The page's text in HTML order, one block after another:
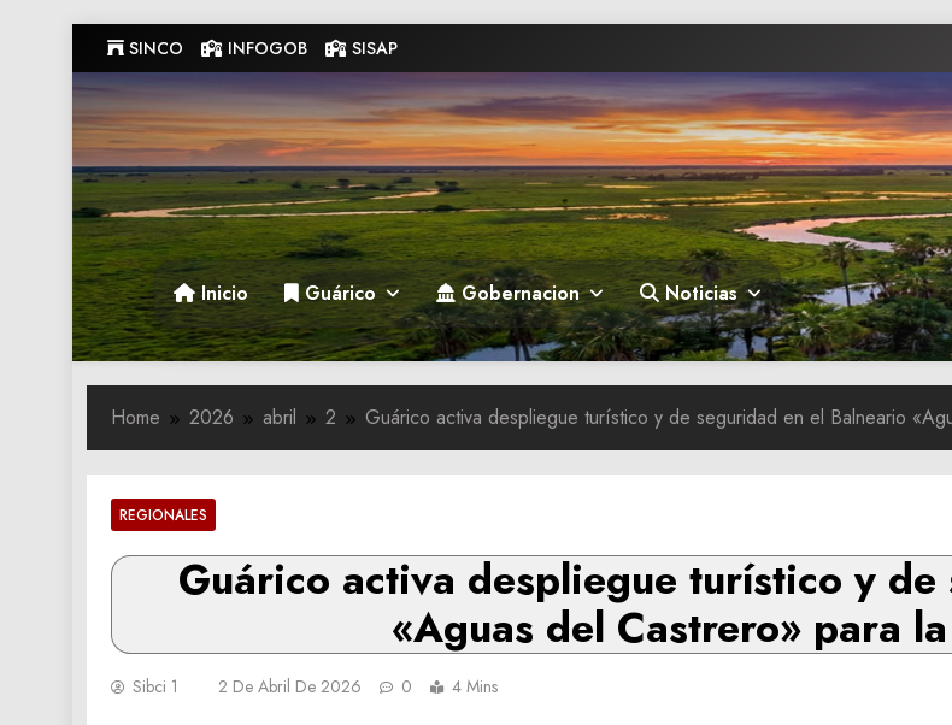
to
content
SINCO INFOGOB SISAP
Gobernacion de Guarico
Gobernacion de Guarico
Inicio Guárico Gobernacion Noticias
Home 2026 abril 2 Guárico activa despliegue turístico y de seguridad en el Balneario
REGIONALES
Guárico activa despliegue turístico y
«Aguas del Castrero» para
Sibci 1 2 De Abril De 2026 0 4 Mins